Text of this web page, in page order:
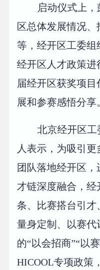
启动仪式上
区总体发展情况
等，经开区工委
经开区人才政策进
届经开区获奖项
展和参赛感悟分享
北京经开区
人表示，为吸引
团队落地经开区
才链深度融合，
条、比赛搭台引
量身定制、以赛
的“以会招商”“以
HICOOL专项政策